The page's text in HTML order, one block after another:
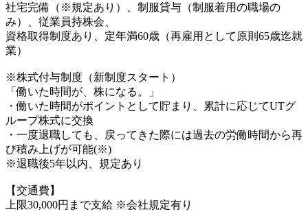
社宅完備（※規定あり）、制服貸与（制服着用の職場の
み）、従業員持株会、
資格取得制度あり、定年満60歳（再雇用として原則65歳迄就
業）
※株式付与制度（新制度スタート）
「働いた時間が、株になる。」
・働いた時間がポイントとして貯まり、累計に応じてUTグ
ループ株式に交換
・一度退職しても、戻ってきた際には過去の労働時間から再
び積み上げが可能(※)
※退職後5年以内、規定あり
【交通費】
上限30,000円まで支給 ※会社規定有り